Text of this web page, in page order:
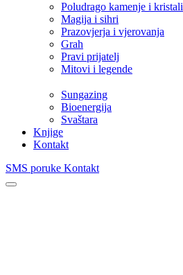
Poludrago kamenje i kristali
Magija i sihri
Prazovjerja i vjerovanja
Grah
Pravi prijatelj
Mitovi i legende
Sungazing
Bioenergija
Svaštara
Knjige
Kontakt
SMS poruke Kontakt